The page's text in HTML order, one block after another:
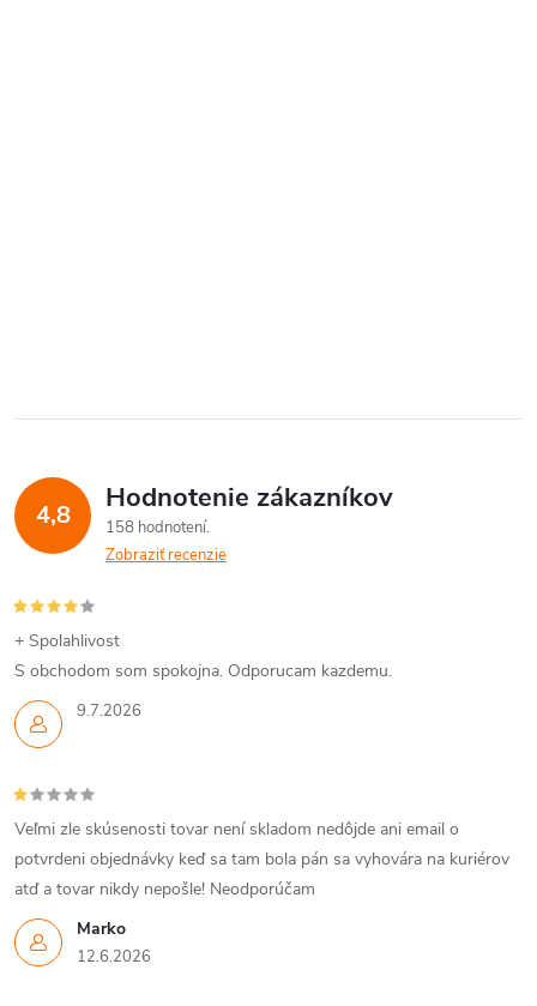
4,8 Hodnotenie zákazníkov
158 hodnotení
Zobraziť recenzie
9.7.2026
+ Spolahlivost
S obchodom som spokojna. Odporucam kazdemu.
Marko
12.6.2026
Veľmi zle skúsenosti tovar není skladom nedôjde ani email o
potvrdeni objednávky keď sa tam bola pán sa vyhovára na kuriérov
atď a tovar nikdy nepošle! Neodporúčam